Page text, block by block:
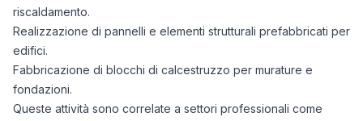
riscaldamento.
Realizzazione di pannelli e elementi strutturali prefabbricati per
edifici.
Fabbricazione di blocchi di calcestruzzo per murature e
fondazioni.
Queste attività sono correlate a settori professionali come